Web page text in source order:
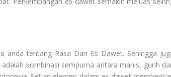
anda tentang Rasa Dari Es Dawet. Sehingga
kombinasi sempurna antara manis, gurih